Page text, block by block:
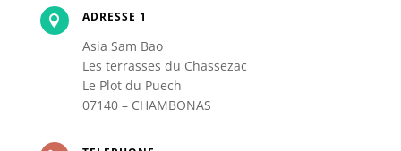
 ADRESSE 1
Asia Sam Bao
Les terrasses du Chassezac
Le Plot du Puech
07140 – CHAMBONAS